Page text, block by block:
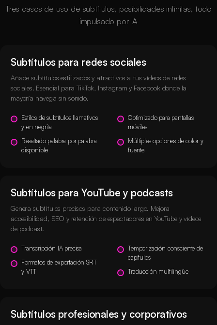
Tres casos de uso de subtítulos, posibilidades infinitas, todo
impulsado por IA
Subtítulos para redes sociales
Añade subtítulos estilizados y atractivos a tus vídeos de redes
sociales. Esencial para TikTok, Instagram y Facebook donde la
mayoría navega sin sonido.
Estilos de subtítulos llamativos
y en negrita
Resaltado palabra por palabra
disponible
Optimizado para pantallas
móviles
Múltiples opciones de color y
fuente
Subtítulos para YouTube y podcasts
Genera subtítulos precisos para contenido largo. Mejora
accesibilidad, SEO y retención de espectadores en YouTube y vídeos
de podcast.
Transcripción IA precisa
Formatos de exportación SRT
y VTT
Temporización consciente de
capítulos
Traducción multilingüe
Subtítulos profesionales y corporativos